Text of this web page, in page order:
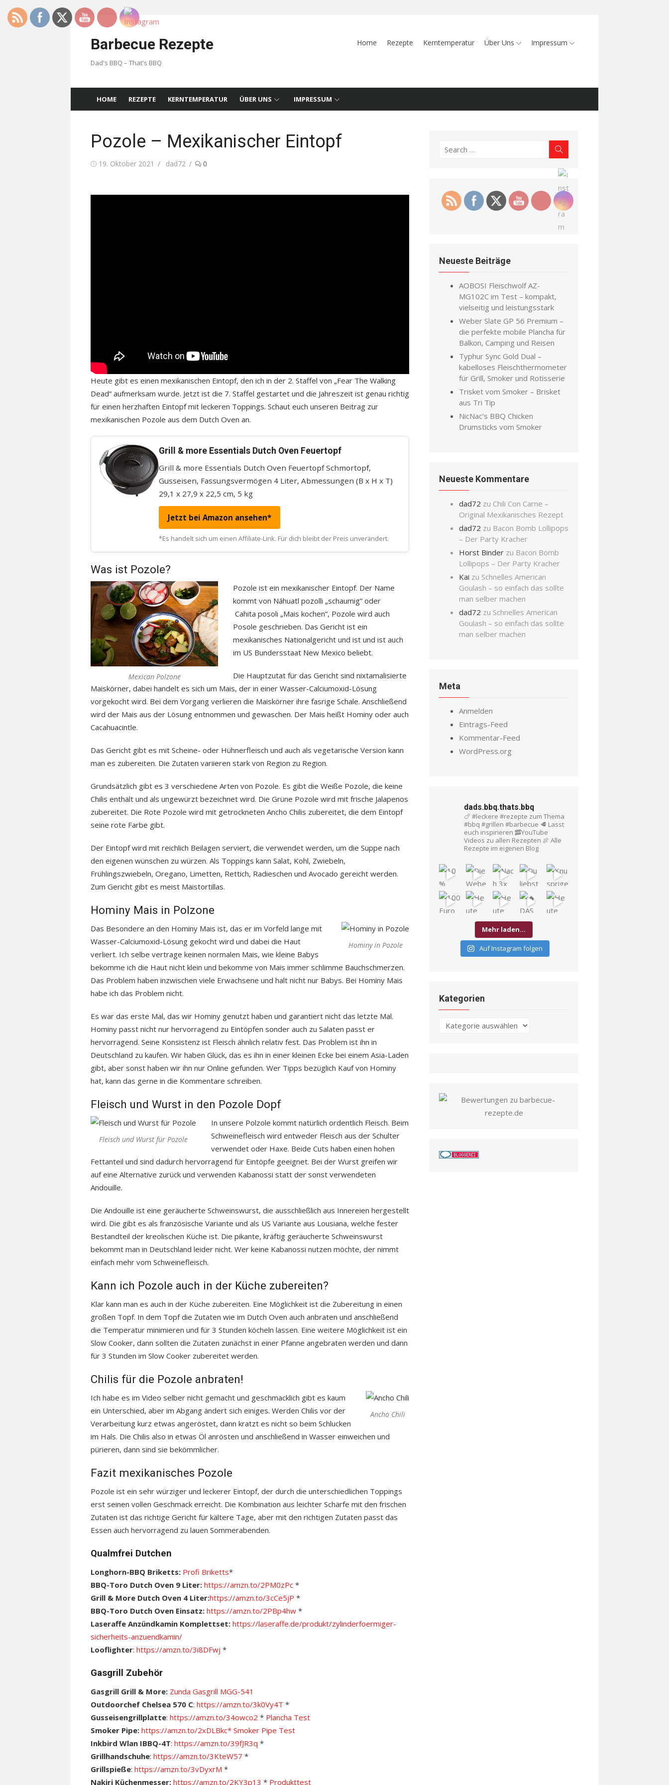
Skip
Barbecue Rezepte
Dad's BBQ – That's BBQ
Home Rezepte Kerntemperatur Über Uns Impressum
HOME REZEPTE KERNTEMPERATUR ÜBER UNS IMPRESSUM
Pozole – Mexikanischer Eintopf
Posted
19. Oktober 2021 Author
dad72 0
Heute gibt es einen mexikanischen Eintopf, den ich in der 2. Staffel von „Fear The Walking
Dead“ aufmerksam wurde. Jetzt ist die 7. Staffel gestartet und die Jahreszeit ist genau richtig
für einen herzhaften Eintopf mit leckeren Toppings. Schaut euch unseren Beitrag zur
mexikanischen Pozole aus dem Dutch Oven an.
Grill & more Essentials Dutch Oven Feuertopf
Grill & more Essentials Dutch Oven Feuertopf Schmortopf,
Gusseisen, Fassungsvermögen 4 Liter, Abmessungen (B x H x T)
29,1 x 27,9 x 22,5 cm, 5 kg
Jetzt bei Amazon ansehen*
*Es handelt sich um einen Affiliate-Link. Für dich bleibt der Preis unverändert.
Was ist Pozole?
Mexican Polzone
Pozole ist ein mexikanischer Eintopf. Der Name
kommt von Náhuatl pozolli „schaumig“ oder
Cahita posoli „Mais kochen“, Pozole wird auch
Posole geschrieben. Das Gericht ist ein
mexikanisches Nationalgericht und ist und ist auch
im US Bundersstaat New Mexico beliebt.
Die Hauptzutat für das Gericht sind nixtamalisierte
Maiskörner, dabei handelt es sich um Mais, der in einer Wasser-Calciumoxid-Lösung
vorgekocht wird. Bei dem Vorgang verlieren die Maiskörner ihre fasrige Schale. Anschließend
wird der Mais aus der Lösung entnommen und gewaschen. Der Mais heißt Hominy oder auch
Cacahuacintle.
Das Gericht gibt es mit Scheine- oder Hühnerfleisch und auch als vegetarische Version kann
man es zubereiten. Die Zutaten variieren stark von Region zu Region.
Grundsätzlich gibt es 3 verschiedene Arten von Pozole. Es gibt die Weiße Pozole, die keine
Chilis enthält und als ungewürzt bezeichnet wird. Die Grüne Pozole wird mit frische Jalapenos
zubereitet. Die Rote Pozole wird mit getrockneten Ancho Chilis zubereitet, die dem Eintopf
seine rote Farbe gibt.
Der Eintopf wird mit reichlich Beilagen serviert, die verwendet werden, um die Suppe nach
den eigenen wünschen zu würzen. Als Toppings kann Salat, Kohl, Zwiebeln,
Frühlingszwiebeln, Oregano, Limetten, Rettich, Radieschen und Avocado gereicht werden.
Zum Gericht gibt es meist Maistortillas.
Hominy Mais in Polzone
Hominy in Pozole
Das Besondere an den Hominy Mais ist, das er im Vorfeld lange mit
Wasser-Calciumoxid-Lösung gekocht wird und dabei die Haut
verliert. Ich selbe vertrage keinen normalen Mais, wie kleine Babys
bekomme ich die Haut nicht klein und bekomme von Mais immer schlimme Bauchschmerzen.
Das Problem haben inzwischen viele Erwachsene und halt nicht nur Babys. Bei Hominy Mais
habe ich das Problem nicht.
Es war das erste Mal, das wir Hominy genutzt haben und garantiert nicht das letzte Mal.
Hominy passt nicht nur hervorragend zu Eintöpfen sonder auch zu Salaten passt er
hervorragend. Seine Konsistenz ist Fleisch ähnlich relativ fest. Das Problem ist ihn in
Deutschland zu kaufen. Wir haben Glück, das es ihn in einer kleinen Ecke bei einem Asia-Laden
gibt, aber sonst haben wir ihn nur Online gefunden. Wer Tipps bezüglich Kauf von Hominy
hat, kann das gerne in die Kommentare schreiben.
Fleisch und Wurst in den Pozole Dopf
Fleisch und Wurst für Pozole
In unsere Polzole kommt natürlich ordentlich Fleisch. Beim
Schweinefleisch wird entweder Fleisch aus der Schulter
verwendet oder Haxe. Beide Cuts haben einen hohen
Fettanteil und sind dadurch hervorragend für Eintöpfe geeignet. Bei der Wurst greifen wir
auf eine Alternative zurück und verwenden Kabanossi statt der sonst verwendeten
Andouille.
Die Andouille ist eine geräucherte Schweinswurst, die ausschließlich aus Innereien hergestellt
wird. Die gibt es als französische Variante und als US Variante aus Lousiana, welche fester
Bestandteil der kreolischen Küche ist. Die pikante, kräftig geräucherte Schweinswurst
bekommt man in Deutschland leider nicht. Wer keine Kabanossi nutzen möchte, der nimmt
einfach mehr vom Schweinefleisch.
Kann ich Pozole auch in der Küche zubereiten?
Klar kann man es auch in der Küche zubereiten. Eine Möglichkeit ist die Zubereitung in einen
großen Topf. In dem Topf die Zutaten wie im Dutch Oven auch anbraten und anschließend
die Temperatur minimieren und für 3 Stunden köcheln lassen. Eine weitere Möglichkeit ist ein
Slow Cooker, dann sollten die Zutaten zunächst in einer Pfanne angebraten werden und dann
für 3 Stunden im Slow Cooker zubereitet werden.
Chilis für die Pozole anbraten!
Ancho Chili
Ich habe es im Video selber nicht gemacht und geschmacklich gibt es kaum
ein Unterschied, aber im Abgang ändert sich einiges. Werden Chilis vor der
Verarbeitung kurz etwas angeröstet, dann kratzt es nicht so beim Schlucken
im Hals. Die Chilis also in etwas Öl anrösten und anschließend in Wasser einweichen und
pürieren, dann sind sie bekömmlicher.
Fazit mexikanisches Pozole
Pozole ist ein sehr würziger und leckerer Eintopf, der durch die unterschiedlichen Toppings
erst seinen vollen Geschmack erreicht. Die Kombination aus leichter Schärfe mit den frischen
Zutaten ist das richtige Gericht für kältere Tage, aber mit den richtigen Zutaten passt das
Essen auch hervorragend zu lauen Sommerabenden.
Qualmfrei Dutchen
Longhorn-BBQ Briketts: Profi Briketts*
BBQ-Toro Dutch Oven 9 Liter: https://amzn.to/2PM0zPc *
Grill & More Dutch Oven 4 Liter:https://amzn.to/3cCe5jP *
BBQ-Toro Dutch Oven Einsatz: https://amzn.to/2PBp4hw *
Laseraffe Anzündkamin Komplettset: https://laseraffe.de/produkt/zylinderfoermiger-
sicherheits-anzuendkamin/
Looflighter: https://amzn.to/3i8DFwj *
Gasgrill Zubehör
Gasgrill Grill & More: Zunda Gasgrill MGG-541
Outdoorchef Chelsea 570 C: https://amzn.to/3k0Vy4T *
Gusseisengrillplatte: https://amzn.to/34owco2 * Plancha Test
Smoker Pipe: https://amzn.to/2xDLBkc* Smoker Pipe Test
Inkbird Wlan IBBQ-4T: https://amzn.to/39fJR3q *
Grillhandschuhe: https://amzn.to/3KteW57 *
Grillspieße: https://amzn.to/3vDyxrM *
Nakiri Küchenmesser: https://amzn.to/2KY3p13 * Produkttest
Search
Neueste Beiträge
AOBOSI Fleischwolf AZ-
MG102C im Test – kompakt,
vielseitig und leistungsstark
Weber Slate GP 56 Premium –
die perfekte mobile Plancha für
Balkon, Camping und Reisen
Typhur Sync Gold Dual –
kabelloses Fleischthermometer
für Grill, Smoker und Rotisserie
Trisket vom Smoker – Brisket
aus Tri Tip
NicNac’s BBQ Chicken
Drumsticks vom Smoker
Neueste Kommentare
dad72 zu Chili Con Carne –
Original Mexikanisches Rezept
dad72 zu Bacon Bomb Lollipops
– Der Party Kracher
Horst Binder zu Bacon Bomb
Lollipops – Der Party Kracher
Kai zu Schnelles American
Goulash – so einfach das sollte
man selber machen
dad72 zu Schnelles American
Goulash – so einfach das sollte
man selber machen
Meta
Anmelden
Eintrags-Feed
Kommentar-Feed
WordPress.org
dads.bbq.thats.bbq
🍗 #leckere #rezepte zum Thema
#bbq #grillen #barbecue 🥩 Lasst
euch inspirieren 🥓YouTube
Videos zu allen Rezepten 🍖 Alle
Rezepte im eigenen Blog
Mehr laden…
Auf Instagram folgen
Kategorien
Kategorien